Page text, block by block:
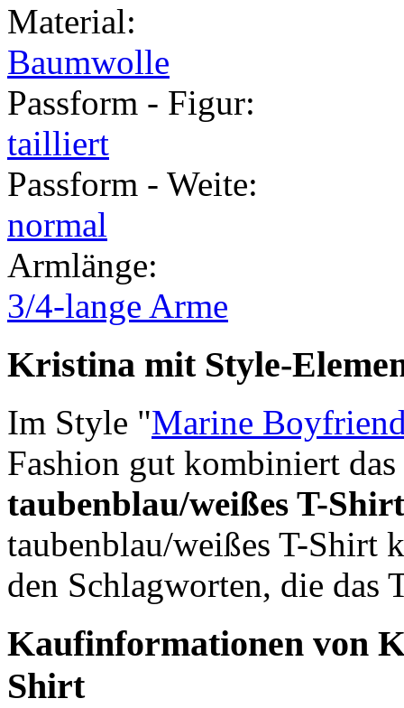
Material:
Baumwolle
Passform - Figur:
tailliert
Passform - Weite:
normal
Armlänge:
3/4-lange Arme
Kristina mit Style-
Im Style "Marine
Fashion gut kombiniert
taubenblau/weißes T-Shirt
taubenblau/weißes T-Shirt
den Schlagworten, die das
Kaufinformationen von
Shirt